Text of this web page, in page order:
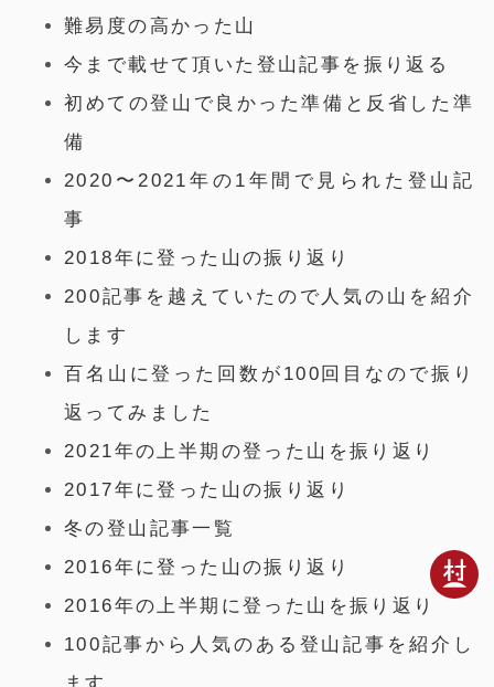
難易度の高かった山
今まで載せて頂いた登山記事を振り返る
初めての登山で良かった準備と反省した準
備
2020〜2021年の1年間で見られた登山記
事
2018年に登った山の振り返り
200記事を越えていたので人気の山を紹介
します
百名山に登った回数が100回目なので振り
返ってみました
2021年の上半期の登った山を振り返り
2017年に登った山の振り返り
冬の登山記事一覧
2016年に登った山の振り返り
2016年の上半期に登った山を振り返り
100記事から人気のある登山記事を紹介し